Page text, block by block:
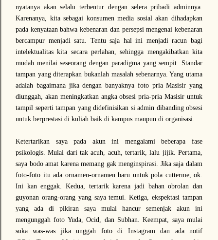
nyatanya akan selalu terbentur dengan selera pribadi adminnya.
Karenanya, kita sebagai konsumen media sosial akan dihadapkan
pada kenyataan bahwa kebenaran dan persepsi mengenai kebenaran
bercampur menjadi satu. Tentu saja hal ini menjadi racun bagi
intelektualitas kita secara perlahan, sehingga mengakibatkan kita
mudah menilai seseorang dengan paradigma yang sempit. Standar
tampan yang diterapkan bukanlah masalah sebenarnya. Yang utama
adalah bagaimana jika dengan banyaknya foto pria Masisir yang
diunggah, akan meningkatkan angka obsesi pria-pria Masisir untuk
tampil seperti tampan yang didefinisikan si admin dibanding obsesi
untuk berprestasi di kuliah baik di kampus maupun di organisasi.
Ketertarikan saya pada akun ini mengalami beberapa fase
psikologis. Mulai dari tak acuh, acuh, tertarik, lalu jijik. Pertama,
saya bodo amat karena memang gak menginspirasi. Jika saja dalam
foto-foto itu ada ornamen-ornamen baru untuk pola cutterme, ok.
Ini kan enggak. Kedua, tertarik karena jadi bahan obrolan dan
guyonan orang-orang yang saya temui. Ketiga, ekspektasi tampan
yang ada di pikiran saya mulai hancur semenjak akun ini
mengunggah foto Yuda, Ocid, dan Subhan. Keempat, saya mulai
suka was-was jika unggah foto di Instagram dan ada notif